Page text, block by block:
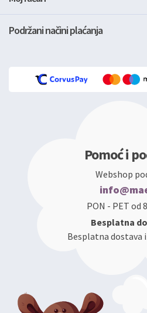
Podržani načini plaćanja
Pomoć i
Webshop
PON - PET od
Besplatna
Besplatna dostava